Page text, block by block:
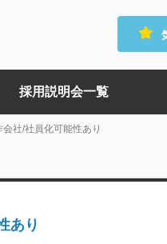
採用説明会一覧
社/社員化可能性あり
あり